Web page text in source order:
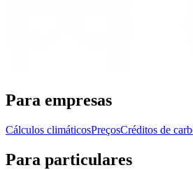
Para empresas
Cálculos climáticosPreçosCréditos de
Para particulares